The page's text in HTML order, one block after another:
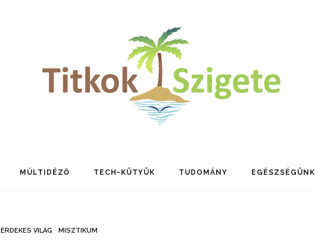
MÚLTIDÉZŐ TECH-KÜTYÜK TUDOMÁNY EGÉSZSÉGÜNK
ÉRDEKES VILÁG MISZTIKUM